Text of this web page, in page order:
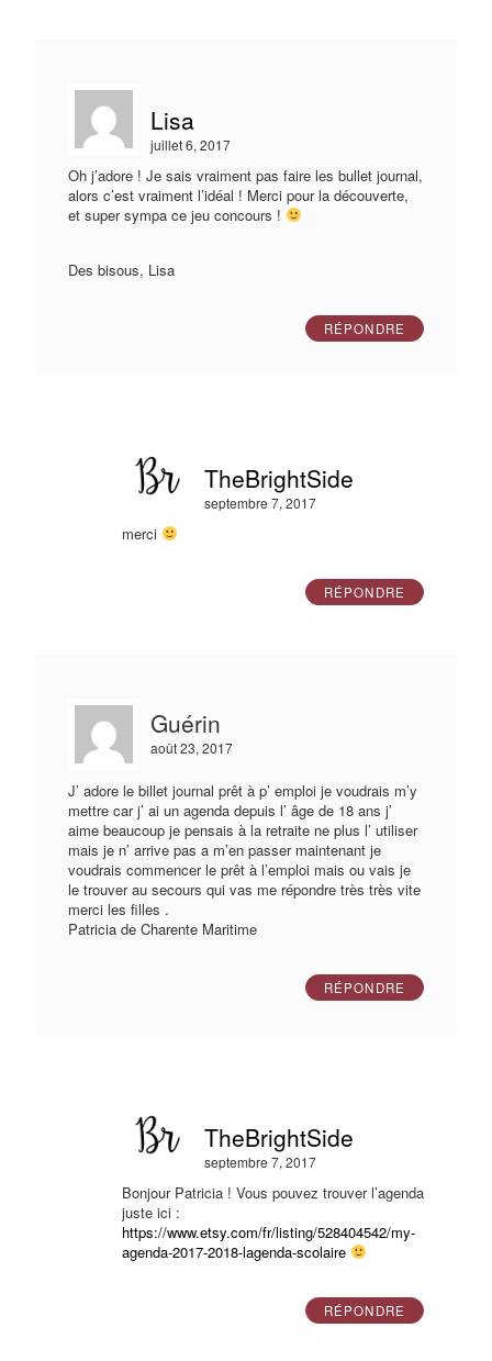
Lisa
juillet 6, 2017
Oh j’adore ! Je sais vraiment pas faire les bullet journal,
alors c’est vraiment l’idéal ! Merci pour la découverte,
et super sympa ce jeu concours !
Des bisous, Lisa
RÉPONDRE
TheBrightSide
septembre 7, 2017
merci
RÉPONDRE
Guérin
août 23, 2017
J’ adore le billet journal prêt à p’ emploi je voudrais m’y
mettre car j’ ai un agenda depuis l’ âge de 18 ans j’
aime beaucoup je pensais à la retraite ne plus l’ utiliser
mais je n’ arrive pas a m’en passer maintenant je
voudrais commencer le prêt à l’emploi mais ou vais je
le trouver au secours qui vas me répondre très très vite
merci les filles .
Patricia de Charente Maritime
RÉPONDRE
TheBrightSide
septembre 7, 2017
Bonjour Patricia ! Vous pouvez trouver l’agenda
juste ici :
https://www.etsy.com/fr/listing/528404542/my-
agenda-2017-2018-lagenda-scolaire
RÉPONDRE